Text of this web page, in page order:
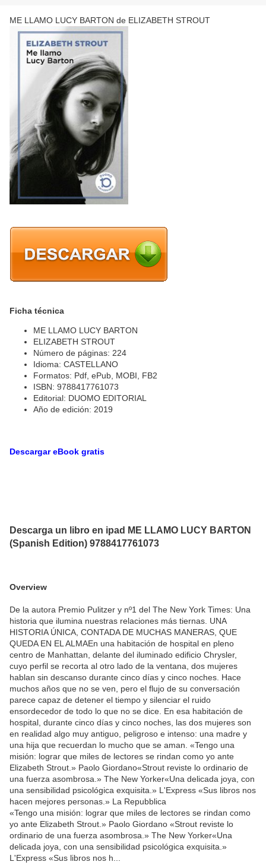
ME LLAMO LUCY BARTON de ELIZABETH STROUT
Ficha técnica
ME LLAMO LUCY BARTON
ELIZABETH STROUT
Número de páginas: 224
Idioma: CASTELLANO
Formatos: Pdf, ePub, MOBI, FB2
ISBN: 9788417761073
Editorial: DUOMO EDITORIAL
Año de edición: 2019
Descargar eBook gratis
Descarga un libro en ipad ME LLAMO LUCY BARTON
(Spanish Edition) 9788417761073
Overview
De la autora Premio Pulitzer y nº1 del The New York Times: Una
historia que ilumina nuestras relaciones más tiernas. UNA
HISTORIA ÚNICA, CONTADA DE MUCHAS MANERAS, QUE
QUEDA EN EL ALMAEn una habitación de hospital en pleno
centro de Manhattan, delante del iluminado edificio Chrysler,
cuyo perfil se recorta al otro lado de la ventana, dos mujeres
hablan sin descanso durante cinco días y cinco noches. Hace
muchos años que no se ven, pero el flujo de su conversación
parece capaz de detener el tiempo y silenciar el ruido
ensordecedor de todo lo que no se dice. En esa habitación de
hospital, durante cinco días y cinco noches, las dos mujeres son
en realidad algo muy antiguo, peligroso e intenso: una madre y
una hija que recuerdan lo mucho que se aman. «Tengo una
misión: lograr que miles de lectores se rindan como yo ante
Elizabeth Strout.» Paolo Giordano«Strout reviste lo ordinario de
una fuerza asombrosa.» The New Yorker«Una delicada joya, con
una sensibilidad psicológica exquisita.» L'Express «Sus libros nos
hacen mejores personas.» La Repubblica
«Tengo una misión: lograr que miles de lectores se rindan como
yo ante Elizabeth Strout.» Paolo Giordano «Strout reviste lo
ordinario de una fuerza asombrosa.» The New Yorker«Una
delicada joya, con una sensibilidad psicológica exquisita.»
L'Express «Sus libros nos h...